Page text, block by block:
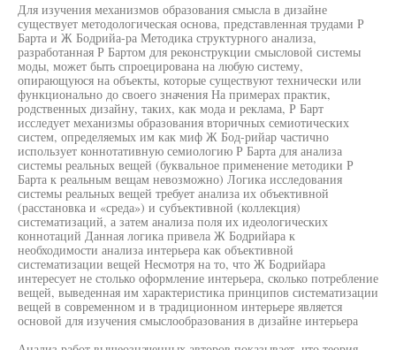
Для изучения механизмов образования смысла в дизайне
существует методологическая основа, представленная трудами Р
Барта и Ж Бодрийа-ра Методика структурного анализа,
разработанная Р Бартом для реконструкции смысловой системы
моды, может быть спроецирована на любую систему,
опирающуюся на объекты, которые существуют технически или
функционально до своего значения На примерах практик,
родственных дизайну, таких, как мода и реклама, Р Барт
исследует механизмы образования вторичных семиотических
систем, определяемых им как миф Ж Бод-рийар частично
использует коннотативную семиологию Р Барта для анализа
системы реальных вещей (буквальное применение методики Р
Барта к реальным вещам невозможно) Логика исследования
системы реальных вещей требует анализа их объективной
(расстановка и «среда») и субъективной (коллекция)
систематизаций, а затем анализа поля их идеологических
коннотаций Данная логика привела Ж Бодрийара к
необходимости анализа интерьера как объективной
систематизации вещей Несмотря на то, что Ж Бодрийара
интересует не столько оформление интерьера, сколько потребление
вещей, выведенная им характеристика принципов систематизации
вещей в современном и в традиционном интерьере является
основой для изучения смыслообразования в дизайне интерьера